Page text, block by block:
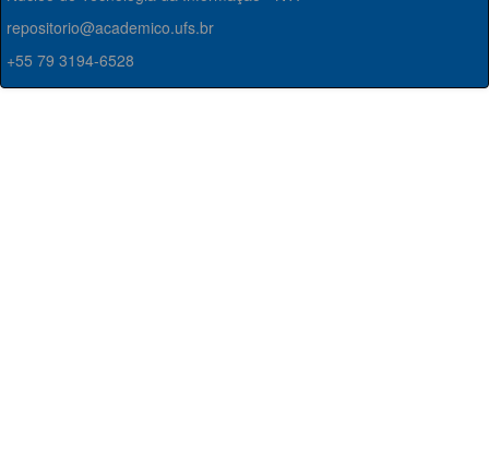
repositorio@academico.ufs.br
+55 79 3194-6528